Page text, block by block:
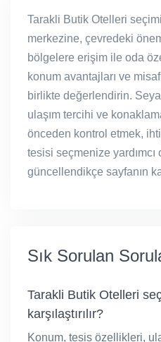
Tarakli Butik Otelleri
merkezine, çevredeki
bölgelere erişim ile oda
konum avantajları ve
birlikte değerlendirin.
ulaşım tercihi ve
önceden kontrol etmek,
tesisi seçmenize
güncellendikçe sayfanın
Sık Sorulan
Tarakli Butik Otelleri
karşılaştırılır?
Konum, tesis özellikleri,